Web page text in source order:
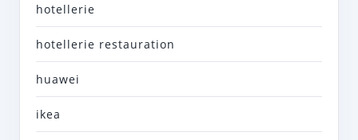
hotellerie
hotellerie restauration
huawei
ikea